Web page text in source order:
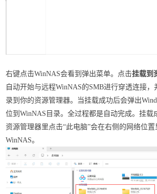
右键点击WinNAS会看到弹出菜单。点击挂载到
自动开始与远程WinNAS的SMB进行穿透连接，
录到你的资源管理器。当挂载成功后会弹出
位到WinNAS目录。全过程都是自动完成。挂载
资源管理器里点击“此电脑”会在右侧的网络位
WinNAS。